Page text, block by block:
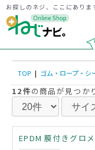
お探しのネジ、ここにありま
TOP | ゴム・ロープ・シ
12件の商品が見つか
EPDM 膜付きグロ